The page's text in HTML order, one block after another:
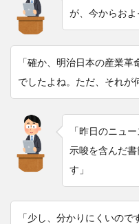
が、今からおよ
「確か、明治日本の産業革
でしたよね。ただ、それが
「昨日のニュ
示唆を含んだ
す」
「少し、分かりにくいの